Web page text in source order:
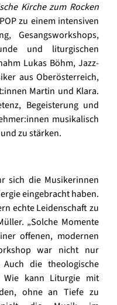
Kirche zum Rocken
zu einem intensiven
Gesangsworkshops,
und liturgischen
Lukas Böhm, Jazz-
aus Oberösterreich,
Martin und Klara.
Begeisterung und
musikalisch
zu stärken.
sich die Musikerinnen
eingebracht haben.
echte Leidenschaft zu
„Solche Momente
offenen, modernen
war nicht nur
die theologische
kann Liturgie mit
ohne an Tiefe zu